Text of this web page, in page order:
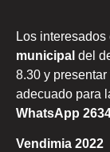
Los
municipal del
8.30 y
adecuado para
WhatsApp
Vendimia 2022